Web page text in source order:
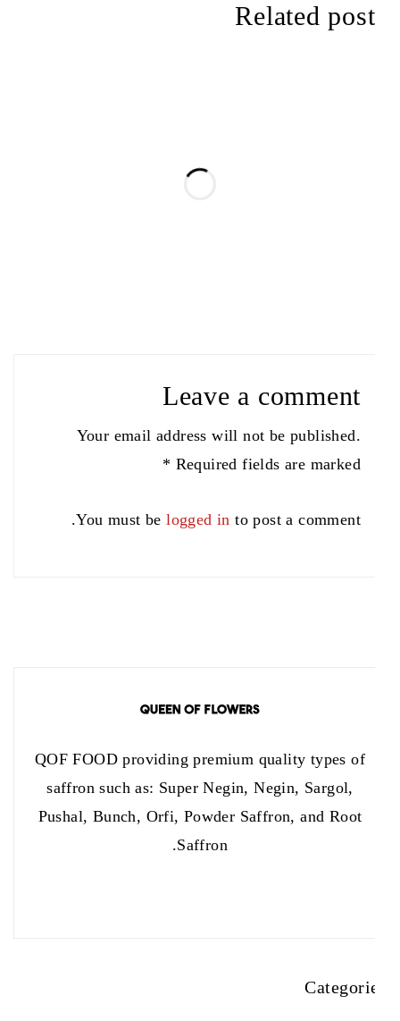
Related posts
Leave a comment
Your email address will not be published.
Required fields are marked *
You must belogged in to post a comment.
QOF FOOD providing premium quality types of
saffron such as: Super Negin, Negin, Sargol,
Pushal, Bunch, Orfi, Powder Saffron, and Root
Saffron.
Categories